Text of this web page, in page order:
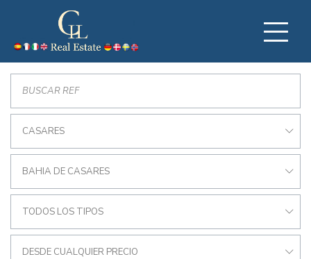
CASARES
BAHIA DE CASARES
TODOS LOS TIPOS
DESDE CUALQUIER PRECIO